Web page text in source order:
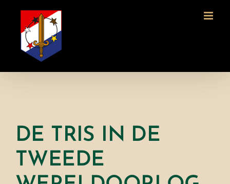
inhoud
DE TRIS IN DE
TWEEDE